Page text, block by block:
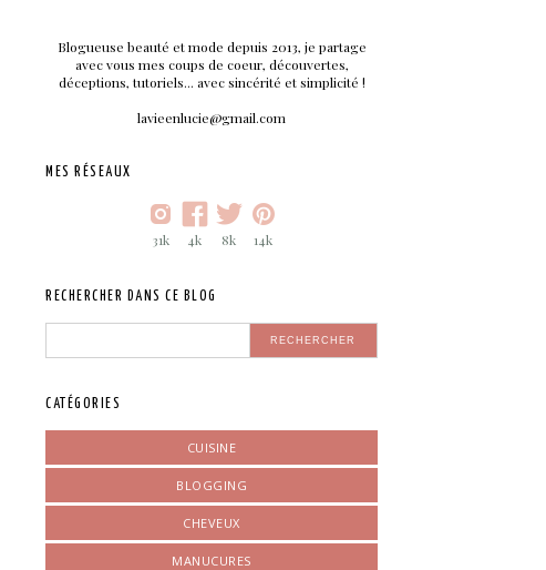
Blogueuse beauté et mode depuis 2013, je partage
avec vous mes coups de coeur, découvertes,
déceptions, tutoriels... avec sincérité et simplicité !
lavieenlucie@gmail.com
MES RÉSEAUX
31k 4k 8k 14k
RECHERCHER DANS CE BLOG
CATÉGORIES
CUISINE
BLOGGING
CHEVEUX
MANUCURES